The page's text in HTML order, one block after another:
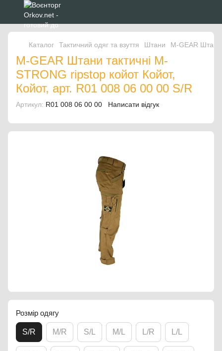
Каталог Тактичний одяг та взуття Штани M-GEAR Штани
M-GEAR Штани тактичні M-
STRONG ripstop койот Койот,
Койот, арт. R01 008 06 00 00 S/R
Артикул: R01 008 06 00 00 Написати відгук
Розмір одягу
S/R M/R S/L M/L L/R L/L